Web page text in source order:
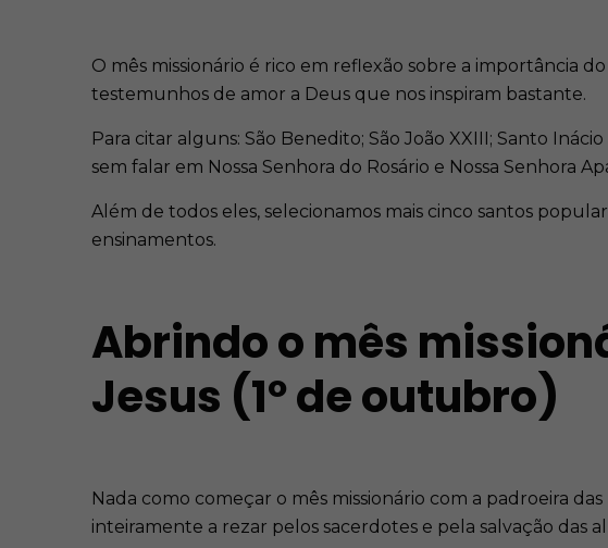
O mês missionário é rico em reflexão sobre a importância
testemunhos de amor a Deus que nos inspiram bastante.
Para citar alguns: São Benedito; São João XXIII; Santo
sem falar em Nossa Senhora do Rosário e Nossa Senhora
Além de todos eles, selecionamos mais cinco santos
ensinamentos.
Abrindo o mês
Jesus (1º de outubro)
Nada como começar o mês missionário com a padroeira
inteiramente a rezar pelos sacerdotes e pela salvação das